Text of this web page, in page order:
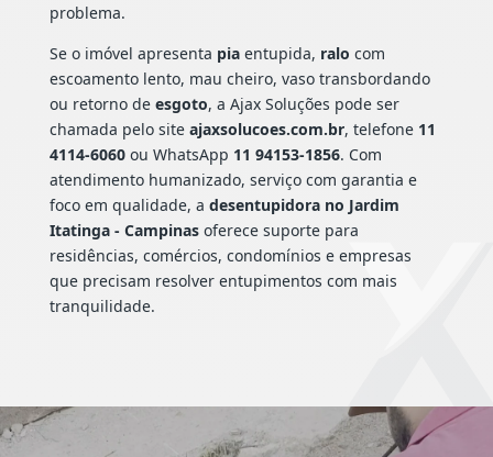
problema.
Se o imóvel apresenta piaentupida, ralo com
escoamento lento, mau cheiro, vaso transbordando
ou retorno de esgoto, a Ajax Soluções pode ser
chamada pelo site ajaxsolucoes.com.br, telefone 11
4114-6060ou WhatsApp 11 94153-1856. Com
atendimento humanizado, serviço com garantia e
foco em qualidade, a desentupidora no Jardim
Itatinga - Campinasoferece suporte para
residências, comércios, condomínios e empresas
que precisam resolver entupimentos com mais
tranquilidade.